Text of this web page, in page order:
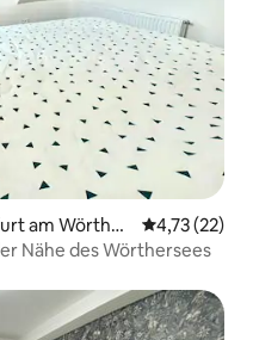
am Wörther
4,73 (22)
Nähe des Wörthersees